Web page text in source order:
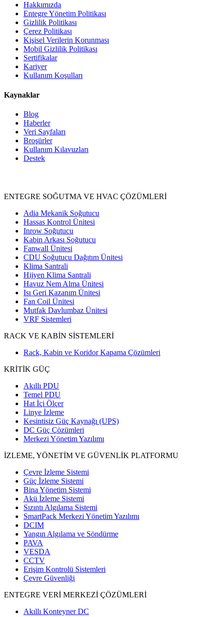
Hakkımızda
Entegre Yönetim Politikası
Gizlilik Politikası
Çerez Politikası
Kişisel Verilerin Korunması
Mobil Gizlilik Politikası
Sertifikalar
Kariyer
Kullanım Koşulları
Kaynaklar
Blog
Haberler
Veri Sayfaları
Broşürler
Kullanım Kılavuzları
Destek
ENTEGRE SOĞUTMA VE HVAC ÇÖZÜMLERİ
Adia Mekanik Soğutucu
Hassas Kontrol Ünitesi
Inrow Soğutucu
Kabin Arkası Soğutucu
Fanwall Ünitesi
CDU Soğutucu Dağıtım Ünitesi
Klima Santrali
Hijyen Klima Santrali
Havuz Nem Alma Ünitesi
Isı Geri Kazanım Ünitesi
Fan Coil Ünitesi
Mutfak Davlumbaz Ünitesi
VRF Sistemleri
RACK VE KABİN SİSTEMLERİ
Rack, Kabin ve Koridor Kapama Çözümleri
KRİTİK GÜÇ
Akıllı PDU
Temel PDU
Hat İçi Ölçer
Linye İzleme
Kesintisiz Güç Kaynağı (UPS)
DC Güç Çözümleri
Merkezi Yönetim Yazılımı
İZLEME, YÖNETİM VE GÜVENLİK PLATFORMU
Çevre İzleme Sistemi
Güç İzleme Sistemi
Bina Yönetim Sistemi
Akü İzleme Sistemi
Sızıntı Algılama Sistemi
SmartPack Merkezi Yönetim Yazılımı
DCIM
Yangın Algılama ve Söndürme
PAVA
VESDA
CCTV
Erişim Kontrolü Sistemleri
Çevre Güvenliği
ENTEGRE VERİ MERKEZİ ÇÖZÜMLERİ
Akıllı Konteyner DC